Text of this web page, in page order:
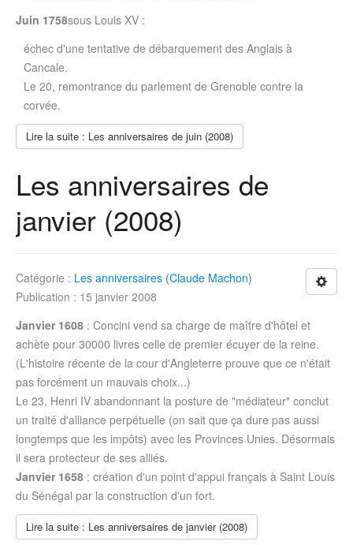
Juin 1758sous Louis XV :
échec d'une tentative de débarquement des Anglais à
Cancale.
Le 20, remontrance du parlement de Grenoble contre la
corvée.
Lire la suite : Les anniversaires de juin (2008)
Les anniversaires de
janvier (2008)
Catégorie : Les anniversaires (Claude Machon)
Publication : 15 janvier 2008
Janvier 1608 : Concini vend sa charge de maître d'hôtel et
achète pour 30000 livres celle de premier écuyer de la reine.
(L'histoire récente de la cour d'Angleterre prouve que ce n'était
pas forcément un mauvais choix...)
Le 23, Henri IV abandonnant la posture de "médiateur" conclut
un traité d'alliance perpétuelle (on sait que ça dure pas aussi
longtemps que les impôts) avec les Provinces Unies. Désormais
il sera protecteur de ses alliés.
Janvier 1658 : création d'un point d'appui français à Saint Louis
du Sénégal par la construction d'un fort.
Lire la suite : Les anniversaires de janvier (2008)